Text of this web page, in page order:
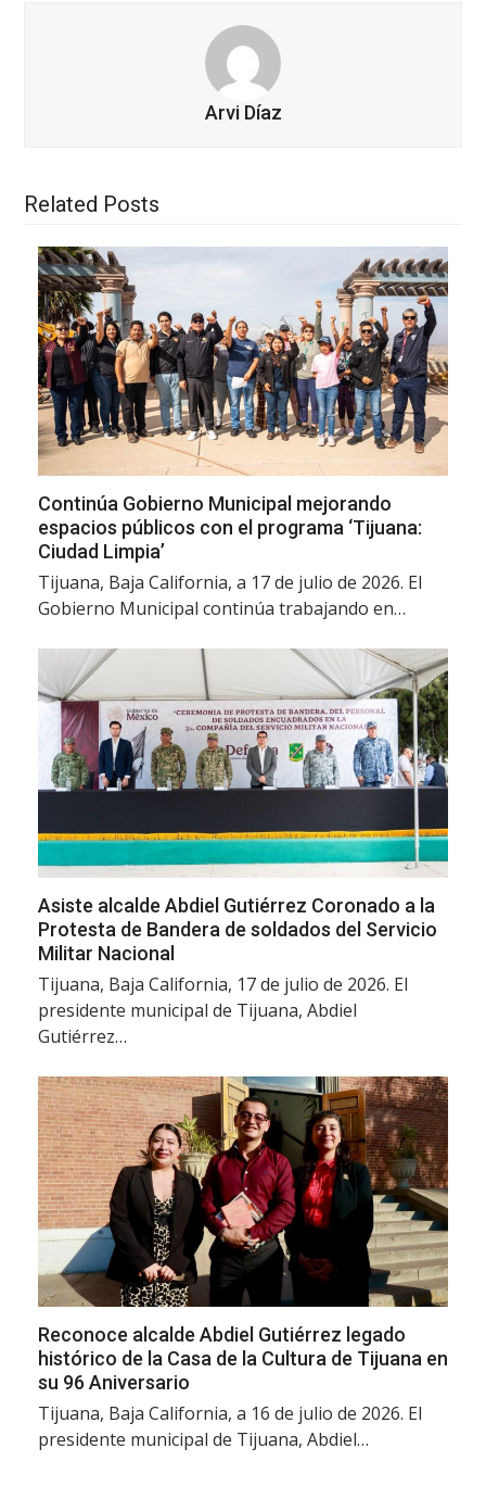
Arvi Díaz
Related Posts
Continúa Gobierno Municipal mejorando
espacios públicos con el programa ‘Tijuana:
Ciudad Limpia’
Tijuana, Baja California, a 17 de julio de 2026. El
Gobierno Municipal continúa trabajando en…
Asiste alcalde Abdiel Gutiérrez Coronado a la
Protesta de Bandera de soldados del Servicio
Militar Nacional
Tijuana, Baja California, 17 de julio de 2026. El
presidente municipal de Tijuana, Abdiel
Gutiérrez…
Reconoce alcalde Abdiel Gutiérrez legado
histórico de la Casa de la Cultura de Tijuana en
su 96 Aniversario
Tijuana, Baja California, a 16 de julio de 2026. El
presidente municipal de Tijuana, Abdiel…